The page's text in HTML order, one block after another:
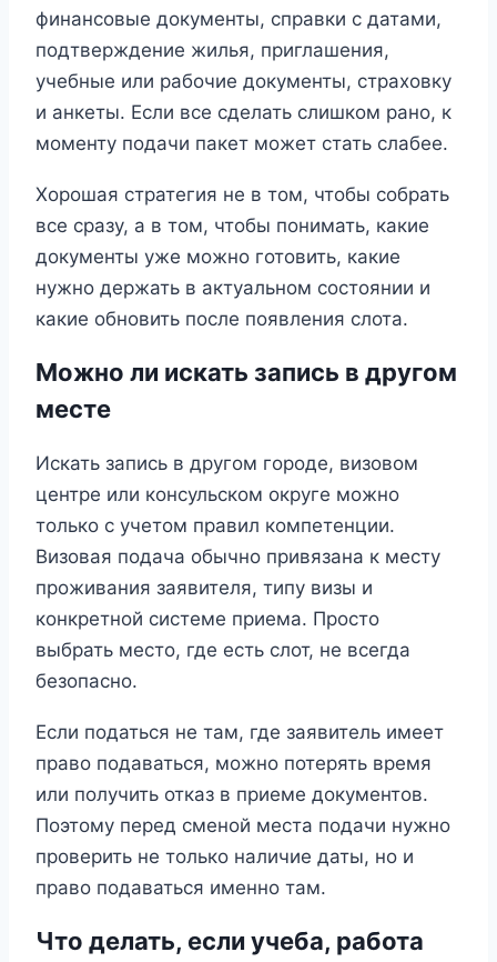
финансовые документы, справки с датами,
подтверждение жилья, приглашения,
учебные или рабочие документы, страховку
и анкеты. Если все сделать слишком рано, к
моменту подачи пакет может стать слабее.
Хорошая стратегия не в том, чтобы собрать
все сразу, а в том, чтобы понимать, какие
документы уже можно готовить, какие
нужно держать в актуальном состоянии и
какие обновить после появления слота.
Можно ли искать запись в другом
месте
Искать запись в другом городе, визовом
центре или консульском округе можно
только с учетом правил компетенции.
Визовая подача обычно привязана к месту
проживания заявителя, типу визы и
конкретной системе приема. Просто
выбрать место, где есть слот, не всегда
безопасно.
Если податься не там, где заявитель имеет
право подаваться, можно потерять время
или получить отказ в приеме документов.
Поэтому перед сменой места подачи нужно
проверить не только наличие даты, но и
право подаваться именно там.
Что делать, если учеба, работа